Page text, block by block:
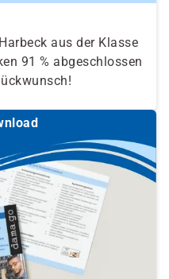
aus der Klasse
91 % abgeschlossen